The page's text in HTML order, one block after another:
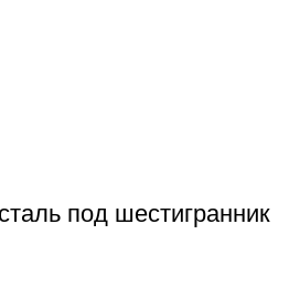
под шестигранник